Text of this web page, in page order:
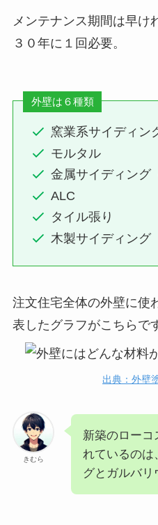
メンテナンス期間は早け
３０年に１回必要。
外壁は６種類
窯業系サイディン
モルタル
金属サイディング
ALC
タイル張り
木製サイディング
注文住宅全体の外壁に使
表したグラフがこちらで
出典：外壁
きむら
新築のローコ
れているのは
グとガルバリ